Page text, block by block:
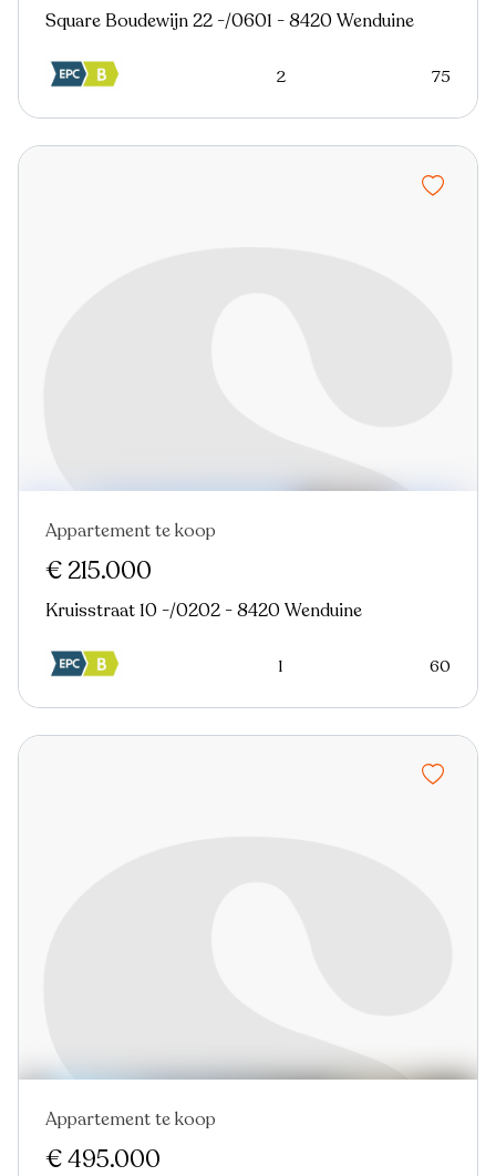
Square Boudewijn 22 -/0601 - 8420 Wenduine
2 75
Verkocht Nieuw
Appartement te koop
€ 215.000
Kruisstraat 10 -/0202 - 8420 Wenduine
1 60
Nieuw
Appartement te koop
€ 495.000